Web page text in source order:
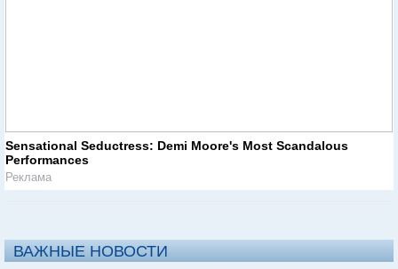
Sensational Seductress: Demi Moore's Most Scandalous
Performances
Реклама
ВАЖНЫЕ НОВОСТИ